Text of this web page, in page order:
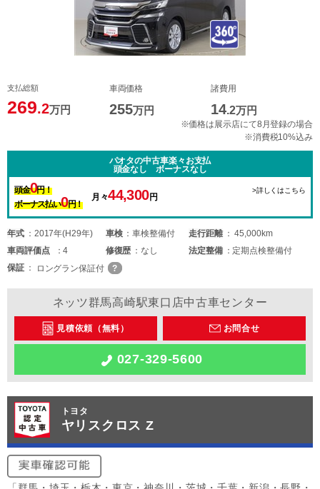
支払総額
269.2万円
車両価格
255万円
諸費用
14.2万円
※価格は展示店にて8月登録の場合
※消費税10%込み
パオタの中古車楽々お支払
頭金なし ボーナスなし
頭金0円！
ボーナス払い0円！
月々44,300円
>詳しくはこちら
年式 2017年(H29年) 車検 車検整備付 走行距離
45,000km
車両評価点 4 修復歴 なし 法定整備
定期点検整備付
保証
ロングラン保証付
ネッツ群馬高崎駅東口店中古車センター
見積依頼（無料） お問合せ
027-329-5600
トヨタ
ヤリスクロス Z